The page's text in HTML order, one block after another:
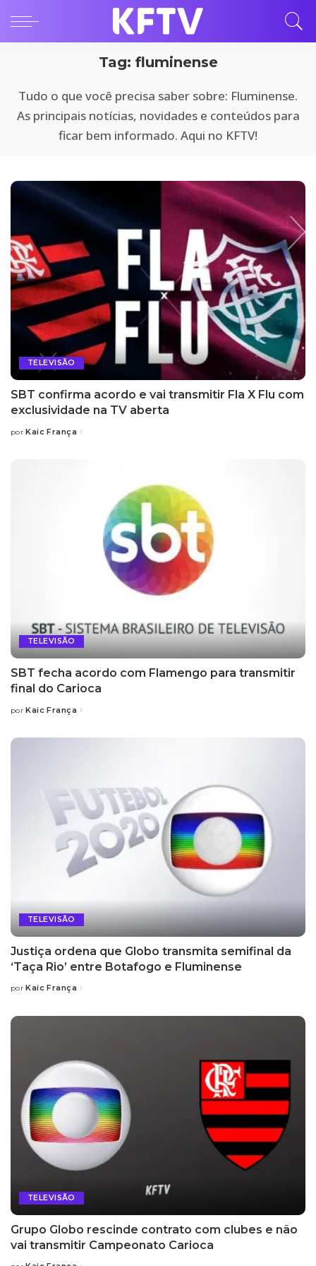
Tag: fluminense
Tudo o que você precisa saber sobre: Fluminense.
As principais notícias, novidades e conteúdos para
ficar bem informado. Aqui no KFTV!
TELEVISÃO
SBT confirma acordo e vai transmitir Fla X Flu com
exclusividade na TV aberta
Posted
por Kaic França
TELEVISÃO
SBT fecha acordo com Flamengo para transmitir
final do Carioca
Posted
por Kaic França
TELEVISÃO
Justiça ordena que Globo transmita semifinal da
‘Taça Rio’ entre Botafogo e Fluminense
Posted
por Kaic França
TELEVISÃO
Grupo Globo rescinde contrato com clubes e não
vai transmitir Campeonato Carioca